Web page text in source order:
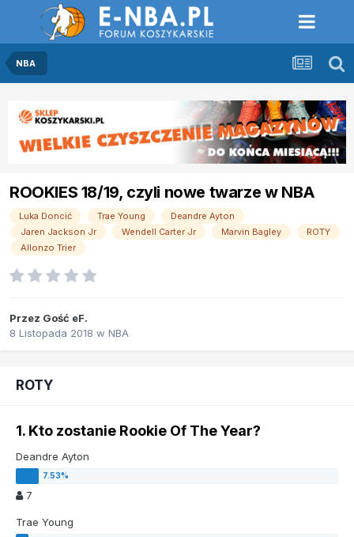
NBA
ROOKIES 18/19, czyli nowe twarze w NBA
Luka Doncić Trae Young
Deandre Ayton
Jaren Jackson Jr
Wendell Carter Jr Marvin Bagley
ROTY
Allonzo Trier
Przez Gość eF.
8 Listopada 2018 w NBA
ROTY
1. Kto zostanie Rookie Of The Year?
Deandre Ayton
7
Trae Young